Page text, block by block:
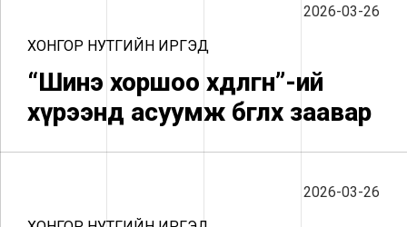
2026-03-26
ХОНГОР НУТГИЙН ИРГЭД
“Шинэ хоршоо хөдөлгөөн”-ий
хүрээнд асуумж бөглөх заавар
2026-03-26